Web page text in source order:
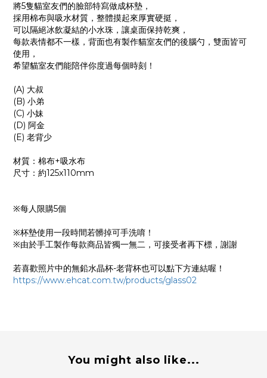
將5隻貓室友們的臉部特寫做成杯墊，
採用棉布與吸水材質，整體摸起來厚實硬挺，
可以隔絕冰飲凝結的小水珠，讓桌面保持乾爽，
每款表情都不一樣，背面也有製作貓室友們的後腦勺，雙面皆可
使用，
希望貓室友們能陪伴你度過每個時刻！
(A) 大叔
(B) 小弟
(C) 小妹
(D) 阿金
(E) 老背少
材質：棉布+吸水布
尺寸：約125x110mm
※每人限購5個
※杯墊使用一段時間若髒掉可手洗唷！
※由於手工製作每款商品皆獨一無二，可接受者再下標，謝謝
若喜歡照片中的無鉛水晶杯-老背杯也可以點下方連結喔！
https://www.ehcat.com.tw/products/glass02
You might also like...